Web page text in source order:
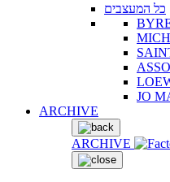
כל המעצבים
JO
ARCHIVE
ARCHIVE